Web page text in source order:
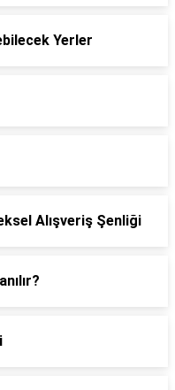
Yerler
Alışveriş Şenliği